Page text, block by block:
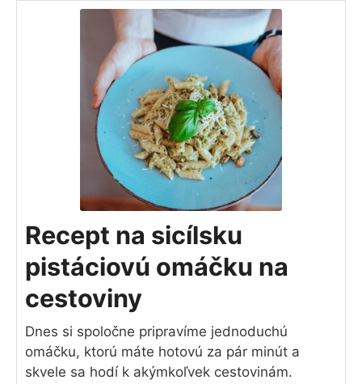
Recept na sicílsku
pistáciovú omáčku na
cestoviny
Dnes si spoločne pripravíme jednoduchú
omáčku, ktorú máte hotovú za pár minút a
skvele sa hodí k akýmkoľvek cestovinám.